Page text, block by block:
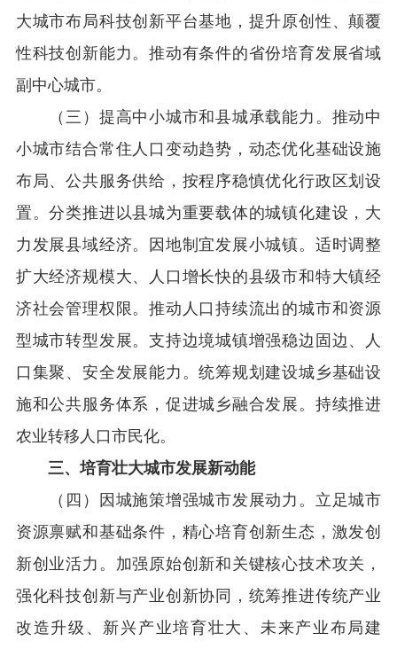
大城市布局科技创新平台基地，提升原创性、颠覆
性科技创新能力。推动有条件的省份培育发展省域
副中心城市。
（三）提高中小城市和县城承载能力。推动中
小城市结合常住人口变动趋势，动态优化基础设施
布局、公共服务供给，按程序稳慎优化行政区划设
置。分类推进以县城为重要载体的城镇化建设，大
力发展县域经济。因地制宜发展小城镇。适时调整
扩大经济规模大、人口增长快的县级市和特大镇经
济社会管理权限。推动人口持续流出的城市和资源
型城市转型发展。支持边境城镇增强稳边固边、人
口集聚、安全发展能力。统筹规划建设城乡基础设
施和公共服务体系，促进城乡融合发展。持续推进
农业转移人口市民化。
三、培育壮大城市发展新动能
（四）因城施策增强城市发展动力。立足城市
资源禀赋和基础条件，精心培育创新生态，激发创
新创业活力。加强原始创新和关键核心技术攻关，
强化科技创新与产业创新协同，统筹推进传统产业
改造升级、新兴产业培育壮大、未来产业布局建